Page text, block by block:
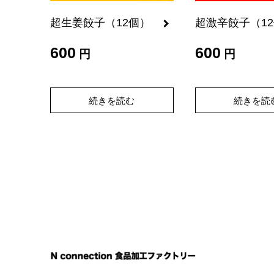
超生姜餃子（12個）
600 円
続きを読む
超激辛餃子（
600 円
続きを読